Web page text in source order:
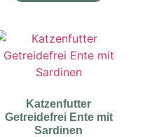
Katzenfutter
Getreidefrei Ente mit
Sardinen